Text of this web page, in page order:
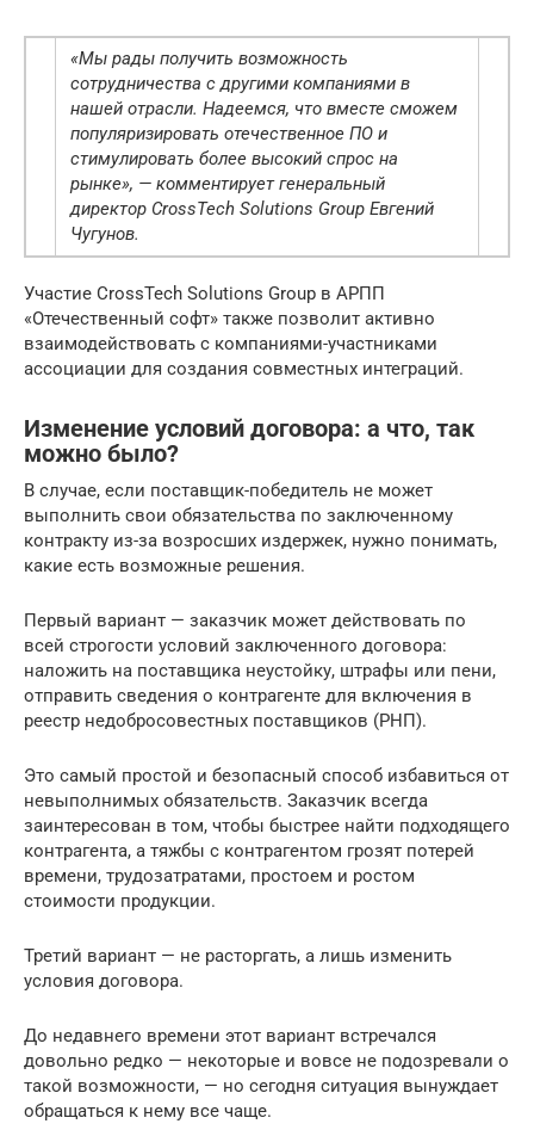
«Мы рады получить возможность
сотрудничества с другими компаниями в
нашей отрасли. Надеемся, что вместе сможем
популяризировать отечественное ПО и
стимулировать более высокий спрос на
рынке», — комментирует генеральный
директор CrossTech Solutions Group Евгений
Чугунов.
Участие CrossTech Solutions Group в АРПП
«Отечественный софт» также позволит активно
взаимодействовать с компаниями-участниками
ассоциации для создания совместных интеграций.
Изменение условий договора: а что, так
можно было?
В случае, если поставщик-победитель не может
выполнить свои обязательства по заключенному
контракту из-за возросших издержек, нужно понимать,
какие есть возможные решения.
Первый вариант — заказчик может действовать по
всей строгости условий заключенного договора:
наложить на поставщика неустойку, штрафы или пени,
отправить сведения о контрагенте для включения в
реестр недобросовестных поставщиков (РНП).
Это самый простой и безопасный способ избавиться от
невыполнимых обязательств. Заказчик всегда
заинтересован в том, чтобы быстрее найти подходящего
контрагента, а тяжбы с контрагентом грозят потерей
времени, трудозатратами, простоем и ростом
стоимости продукции.
Третий вариант — не расторгать, а лишь изменить
условия договора.
До недавнего времени этот вариант встречался
довольно редко — некоторые и вовсе не подозревали о
такой возможности, — но сегодня ситуация вынуждает
обращаться к нему все чаще.